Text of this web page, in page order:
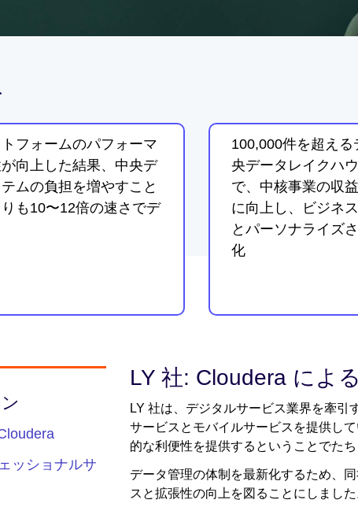
フォームのパフォーマ
向上した結果、中央デ
ムの負担を増やすこと
も10〜12倍の速さでデ
100,000件を超え
央データレイクハ
で、中核事業の収
に向上し、ビジネ
とパーソナライズ
化
ッショナルサ
LY 社: Cloudera によ
LY 社は、デジタルサービス業界を牽
サービスとモバイルサービスを提供し
的な利便性を提供するということでたち
データ管理の体制を最新化するため、
スと拡張性の向上を図ることにしました